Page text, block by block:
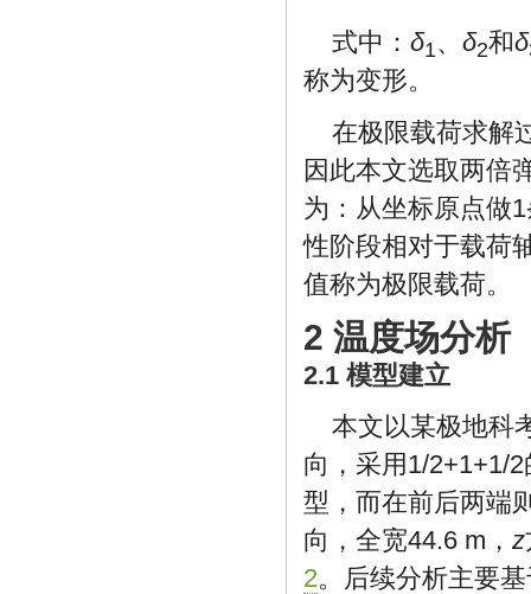
式中： δ1、 δ2和δ
称为变形。
在极限载荷求解
因此本文选取两倍
为：从坐标原点做
性阶段相对于载荷
值称为极限载荷。
2 温度场分析
2.1 模型建立
本文以某极地科
向，采用1/2+1+1/
型，而在前后两端
向，全宽44.6 m， z
2。后续分析主要